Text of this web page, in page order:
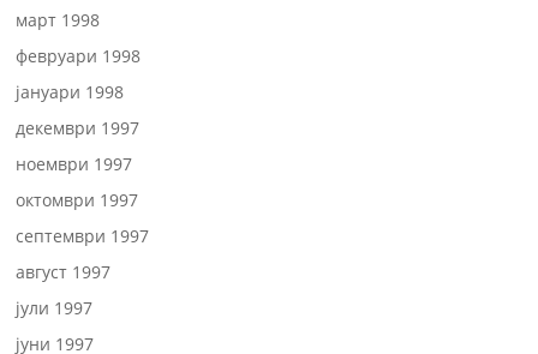
март 1998
февруари 1998
јануари 1998
декември 1997
ноември 1997
октомври 1997
септември 1997
август 1997
јули 1997
јуни 1997